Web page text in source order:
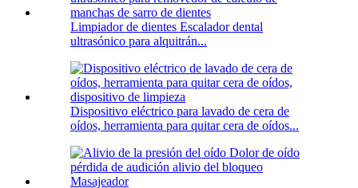
Limpiador de dientes Escalador dental
ultrasónico para alquitrán...
Dispositivo eléctrico para lavado de cera de
oídos, herramienta para quitar cera de oídos...